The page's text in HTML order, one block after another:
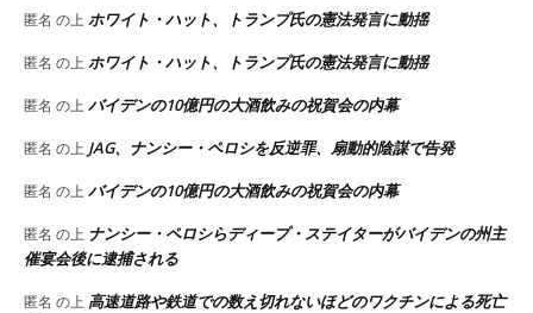
匿名 の上 ホワイト・ハット、トランプ氏の憲法発言に動揺
匿名 の上 ホワイト・ハット、トランプ氏の憲法発言に動揺
匿名 の上 バイデンの10億円の大酒飲みの祝賀会の内幕
匿名 の上 JAG、ナンシー・ペロシを反逆罪、扇動的陰謀で告発
匿名 の上 バイデンの10億円の大酒飲みの祝賀会の内幕
匿名 の上 ナンシー・ペロシらディープ・ステイターがバイデンの州主
催宴会後に逮捕される
匿名 の上 高速道路や鉄道での数え切れないほどのワクチンによる死亡